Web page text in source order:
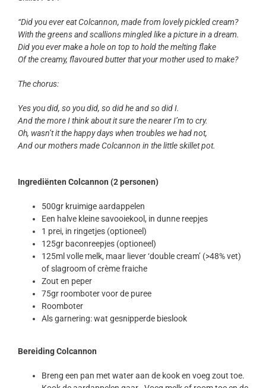
“Did you ever eat Colcannon, made from lovely pickled cream?
With the greens and scallions mingled like a picture in a dream.
Did you ever make a hole on top to hold the melting flake
Of the creamy, flavoured butter that your mother used to make?
The chorus:
Yes you did, so you did, so did he and so did I.
And the more I think about it sure the nearer I’m to cry.
Oh, wasn’t it the happy days when troubles we had not,
And our mothers made Colcannon in the little skillet pot.
Ingrediënten Colcannon (2 personen)
500gr kruimige aardappelen
Een halve kleine savooiekool, in dunne reepjes
1 prei, in ringetjes (optioneel)
125gr baconreepjes (optioneel)
125ml volle melk, maar liever ‘double cream’ (>48% vet)
of slagroom of crème fraiche
Zout en peper
75gr roomboter voor de puree
Roomboter
Als garnering: wat gesnipperde bieslook
Bereiding Colcannon
Breng een pan met water aan de kook en voeg zout toe.